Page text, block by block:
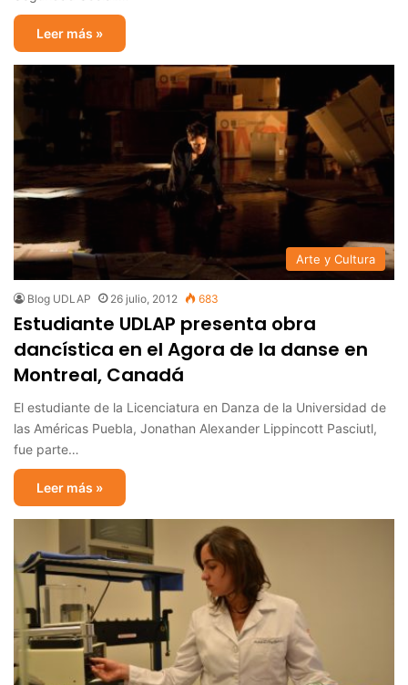
Leer más »
Arte y Cultura
Blog UDLAP 26 julio, 2012 683
Estudiante UDLAP presenta obra
dancística en el Agora de la danse en
Montreal, Canadá
El estudiante de la Licenciatura en Danza de la Universidad de
las Américas Puebla, Jonathan Alexander Lippincott Pasciutl,
fue parte…
Leer más »